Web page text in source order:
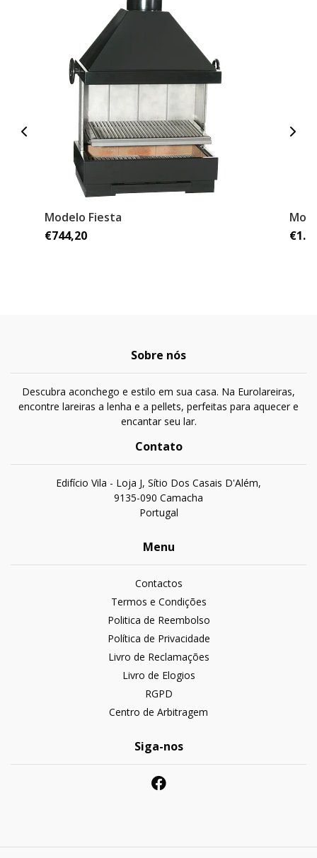
Modelo Fiesta
€744,20
Sobre nós
Descubra aconchego e estilo em sua casa. Na Eurolareiras,
encontre lareiras a lenha e a pellets, perfeitas para aquecer e
encantar seu lar.
Contato
Edifício Vila - Loja J, Sítio Dos Casais D'Além,
9135-090 Camacha
Portugal
Menu
Contactos
Termos e Condições
Politica de Reembolso
Política de Privacidade
Livro de Reclamações
Livro de Elogios
RGPD
Centro de Arbitragem
Siga-nos